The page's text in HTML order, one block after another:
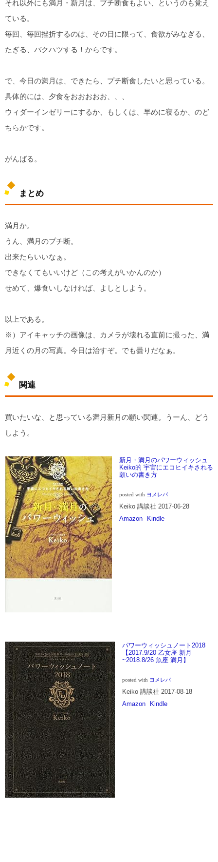
それ以外にも満月・新月は、プチ断食もよい、というのも覚え
ている。
毎回、毎回挫折するのは、その日に限って、食欲がみなぎる、
たぎる、バクハツする！からです。
で、今日の満月は、できたら、プチ断食したいと思っている。
具体的には、夕食をおおおおお、、、
ウィダーインゼリーにするか、もしくは、早めに寝るか、のど
ちらかです。
がんばる。
まとめ
満月か。
うん、満月のプチ断。
出来たらいいなぁ。
できなくてもいいけど（この考えがいかんのか）
せめて、爆食いしなければ、よしとしよう。
以上である。
※）アイキャッチの画像は、カメラが壊れる直前に撮った、満
月近くの月の写真。今日は治すぞ。でも曇りだなぁ。
関連
買いたいな、と思っている満月新月の願い関連。うーん、どう
しよう。
新月・満月のパワーウィッシュ
Keiko的 宇宙にエコヒイキされる
願いの書き方
posted with ヨメレバ
Keiko 講談社 2017-06-28
Amazon
Kindle
パワーウィッシュノート2018
【2017.9/20 乙女座 新月
~2018.8/26 魚座 満月】
posted with ヨメレバ
Keiko 講談社 2017-08-18
Amazon
Kindle